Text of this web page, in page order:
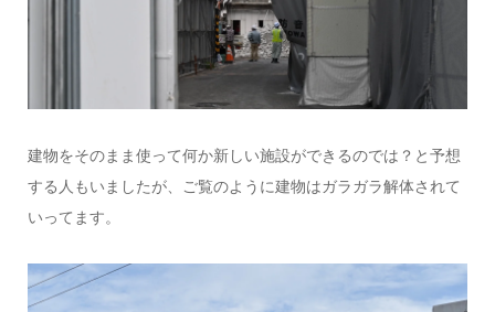
建物をそのまま使って何か新しい施設ができるのでは？と予想
する人もいましたが、ご覧のように建物はガラガラ解体されて
いってます。